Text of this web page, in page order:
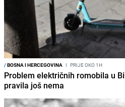
/BOSNA I HERCEGOVINA I PRIJE OKO 1H
Problem električnih romobila u
pravila još nema